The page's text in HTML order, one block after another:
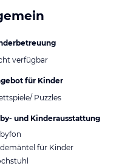
verfügbar
für Kinder
Puzzles
und Kinderausstattung
für Kinder